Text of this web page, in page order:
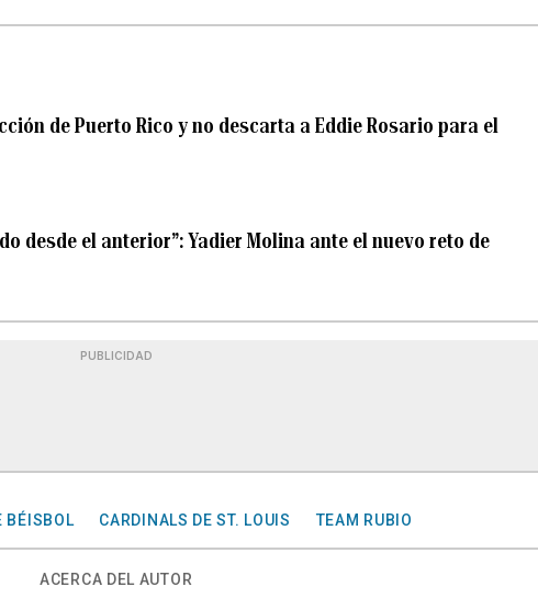
de Puerto Rico y no descarta a Eddie Rosario para el
desde el anterior”: Yadier Molina ante el nuevo reto de
PUBLICIDAD
BÉISBOL CARDINALS DE ST. LOUIS TEAM RUBIO
ACERCA DEL AUTOR